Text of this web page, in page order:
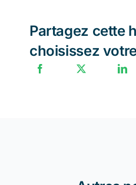
Partagez cette
choisissez